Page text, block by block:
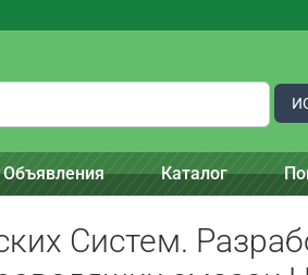
Объявления Каталог
Систем.